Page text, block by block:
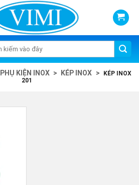
PHỤ KIỆN INOX > KÉP INOX >
KÉP INOX
201